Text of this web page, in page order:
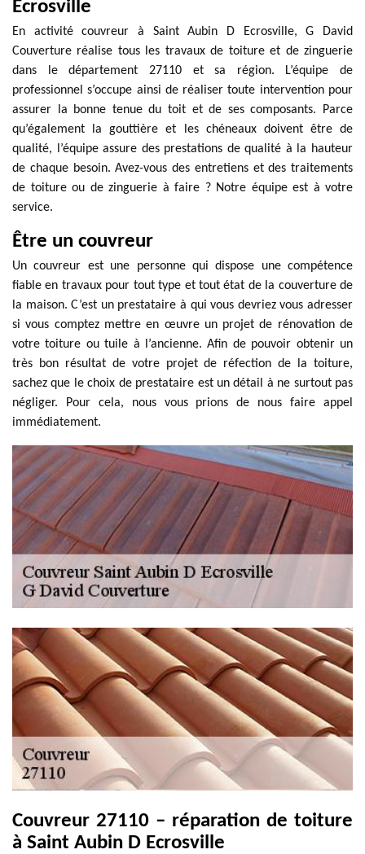
Ecrosville
En activité couvreur à Saint Aubin D Ecrosville, G David
Couverture réalise tous les travaux de toiture et de zinguerie
dans le département 27110 et sa région. L’équipe de
professionnel s’occupe ainsi de réaliser toute intervention pour
assurer la bonne tenue du toit et de ses composants. Parce
qu’également la gouttière et les chéneaux doivent être de
qualité, l’équipe assure des prestations de qualité à la hauteur
de chaque besoin. Avez-vous des entretiens et des traitements
de toiture ou de zinguerie à faire ? Notre équipe est à votre
service.
Être un couvreur
Un couvreur est une personne qui dispose une compétence
fiable en travaux pour tout type et tout état de la couverture de
la maison. C’est un prestataire à qui vous devriez vous adresser
si vous comptez mettre en œuvre un projet de rénovation de
votre toiture ou tuile à l’ancienne. Afin de pouvoir obtenir un
très bon résultat de votre projet de réfection de la toiture,
sachez que le choix de prestataire est un détail à ne surtout pas
négliger. Pour cela, nous vous prions de nous faire appel
immédiatement.
Couvreur 27110 – réparation de toiture
à Saint Aubin D Ecrosville